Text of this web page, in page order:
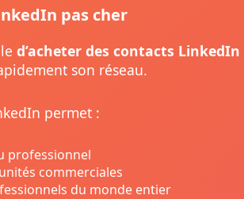
pas cher
d’acheter des contacts LinkedIn
son réseau.
permet :
professionnel
commerciales
du monde entier